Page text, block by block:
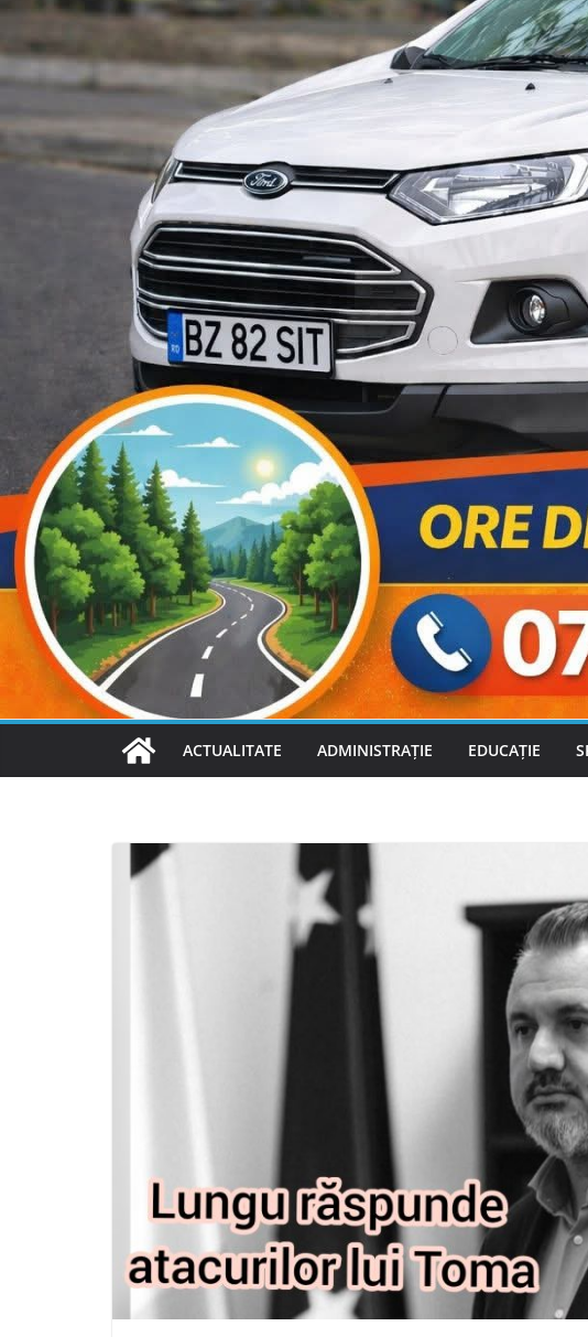
ACTUALITATE ADMINISTRAȚIE EDUCAȚIE